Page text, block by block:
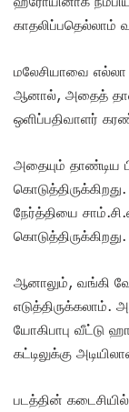
மலேசியாவை எல்லா
ஆனால், அதைத்
ஒளிப்பதிவாளர்
அதையும் தாண்டிய
நேர்த்தியை
கொடுத்திருக்கிறது.
ஆனாலும், வங்கி
யோகிபாபு வீட்டு
கட்டிலுக்கு
படத்தின்